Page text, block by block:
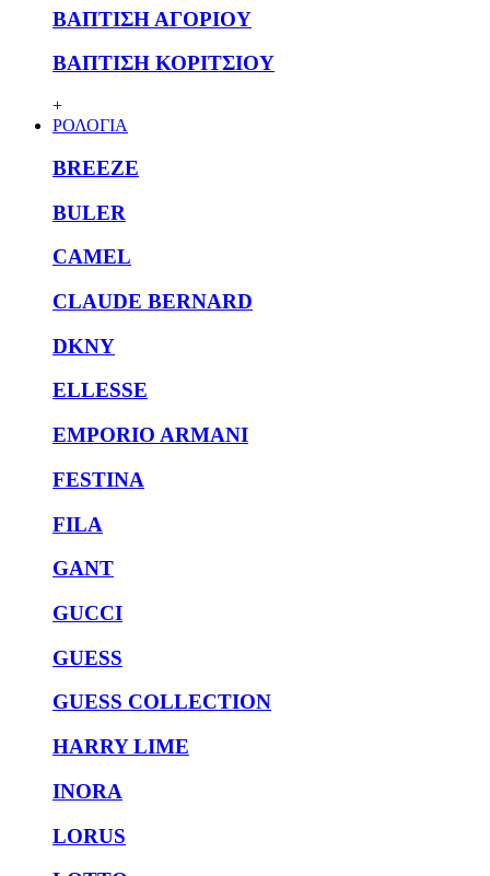
ΒΑΠΤΙΣΗ ΑΓΟΡΙΟΥ
ΒΑΠΤΙΣΗ ΚΟΡΙΤΣΙΟΥ
+
ΡΟΛΟΓΙΑ
BREEZE
BULER
CAMEL
CLAUDE BERNARD
DKNY
ELLESSE
EMPORIO ARMANI
FESTINA
FILA
GANT
GUCCI
GUESS
GUESS COLLECTION
HARRY LIME
INORA
LORUS